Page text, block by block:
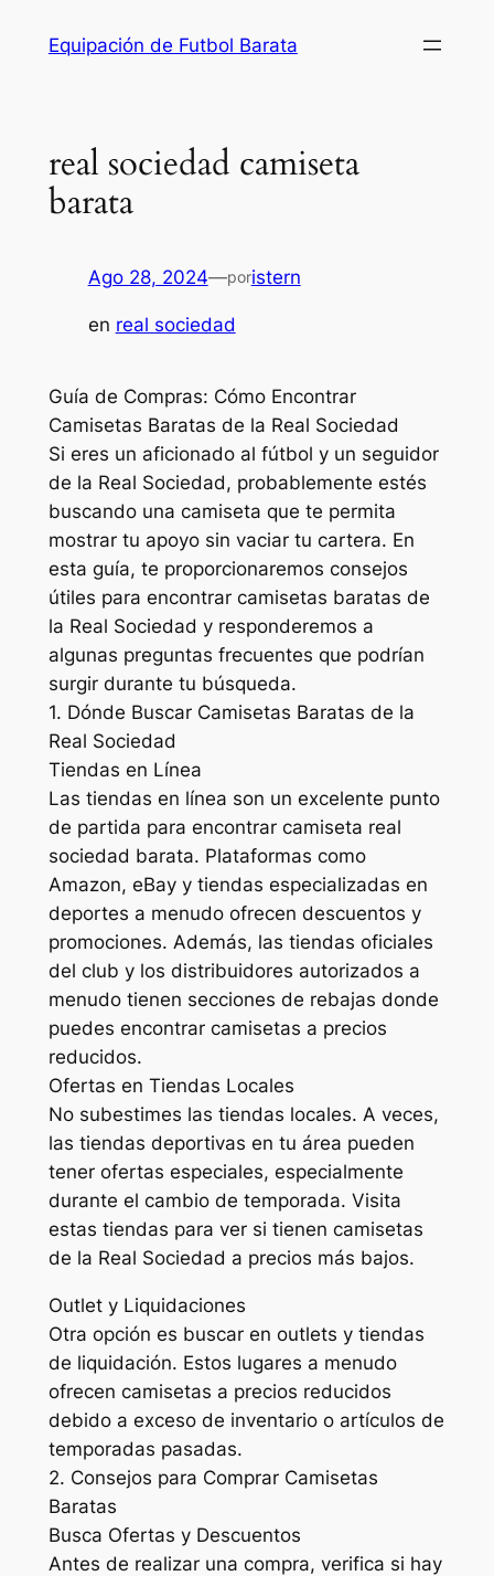
Equipación de Futbol Barata
real sociedad camiseta
barata
Ago 28, 2024—poristern
en real sociedad
Guía de Compras: Cómo Encontrar
Camisetas Baratas de la Real Sociedad
Si eres un aficionado al fútbol y un seguidor
de la Real Sociedad, probablemente estés
buscando una camiseta que te permita
mostrar tu apoyo sin vaciar tu cartera. En
esta guía, te proporcionaremos consejos
útiles para encontrar camisetas baratas de
la Real Sociedad y responderemos a
algunas preguntas frecuentes que podrían
surgir durante tu búsqueda.
1. Dónde Buscar Camisetas Baratas de la
Real Sociedad
Tiendas en Línea
Las tiendas en línea son un excelente punto
de partida para encontrar camiseta real
sociedad barata. Plataformas como
Amazon, eBay y tiendas especializadas en
deportes a menudo ofrecen descuentos y
promociones. Además, las tiendas oficiales
del club y los distribuidores autorizados a
menudo tienen secciones de rebajas donde
puedes encontrar camisetas a precios
reducidos.
Ofertas en Tiendas Locales
No subestimes las tiendas locales. A veces,
las tiendas deportivas en tu área pueden
tener ofertas especiales, especialmente
durante el cambio de temporada. Visita
estas tiendas para ver si tienen camisetas
de la Real Sociedad a precios más bajos.
Outlet y Liquidaciones
Otra opción es buscar en outlets y tiendas
de liquidación. Estos lugares a menudo
ofrecen camisetas a precios reducidos
debido a exceso de inventario o artículos de
temporadas pasadas.
2. Consejos para Comprar Camisetas
Baratas
Busca Ofertas y Descuentos
Antes de realizar una compra, verifica si hay